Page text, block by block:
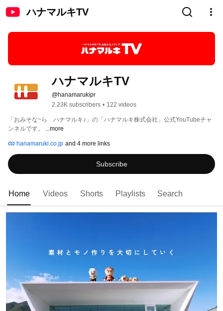
ハナマルキTV
ハナマルキTV
@hanamarukipr
2.23K subscribers • 122 videos
「おみそな~ら　ハナマルキ♪」の「ハナマルキ株式会社」公式YouTubeチャ
ンネルです。 ...more
hanamaruki.co.jp and 4 more links
Subscribe
Home Videos Shorts Playlists Search